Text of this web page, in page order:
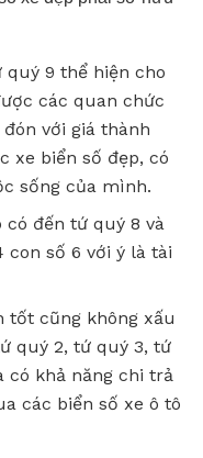
9 thể hiện cho
các quan chức
với giá thành
xe biển số đẹp, có
sống của mình.
có đến tứ quý 8 và
con số 6 với ý là tài
tốt cũng không xấu
quý 2, tứ quý 3, tứ
có khả năng chi trả
các biển số xe ô tô